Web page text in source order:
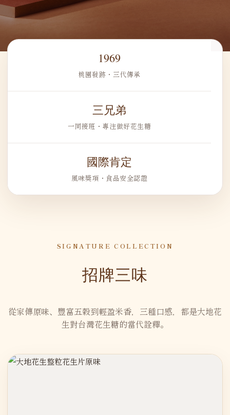
1969
桃園發跡・三代傳承
三兄弟
一同接班・專注做好花生糖
國際肯定
風味獎項・食品安全認證
SIGNATURE COLLECTION
招牌三味
從家傳原味、豐富五穀到輕盈米香，三種口感，都是大地花
生對台灣花生糖的當代詮釋。